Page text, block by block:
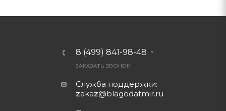
8 (499) 841-98-48
ЗАКАЗАТЬ ЗВОНОК
Служба поддержки:
zakaz@blagodatmir.ru